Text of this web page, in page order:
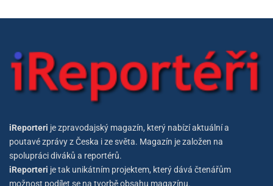
iReporteri je zpravodajský magazín, který nabízí aktuální a
poutavé zprávy z Česka i ze světa. Magazín je založen na
spolupráci diváků a reportérů.
iReporteri je tak unikátním projektem, který dává čtenářům
možnost podílet se na tvorbě obsahu magazínu.